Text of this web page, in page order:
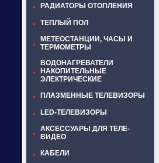
РАДИАТОРЫ ОТОПЛЕНИЯ
ТЕПЛЫЙ ПОЛ
МЕТЕОСТАНЦИИ, ЧАСЫ И
ТЕРМОМЕТРЫ
ВОДОНАГРЕВАТЕЛИ
НАКОПИТЕЛЬНЫЕ
ЭЛЕКТРИЧЕСКИЕ
ПЛАЗМЕННЫЕ ТЕЛЕВИЗОРЫ
LED-ТЕЛЕВИЗОРЫ
АКСЕССУАРЫ ДЛЯ ТЕЛЕ-
ВИДЕО
КАБЕЛИ